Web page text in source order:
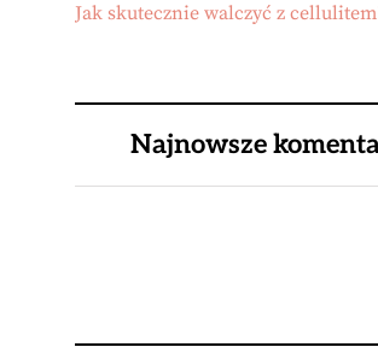
Jak skutecznie walczyć z
Najnowsze